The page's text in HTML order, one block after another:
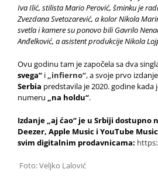
Iva Ilić, stilista Mario Perović, šminku je
Zvezdana Svetozarević, a kolor Nikola
svetla i kamere su ponovo bili Gavrilo
Anđelković, a asistent produkcije Nikola
Ovu godinu tam je započela sa dva
svega“ i „infierno“, a svoje prvo
Serbia predstavila je 2020. godine kada
numeru „na holdu“.
Izdanje „aj ćao“ je u Srbiji dostupno
Deezer, Apple Music i YouTube
svim digitalnim prodavnicama:
Foto: Veljko Lalović